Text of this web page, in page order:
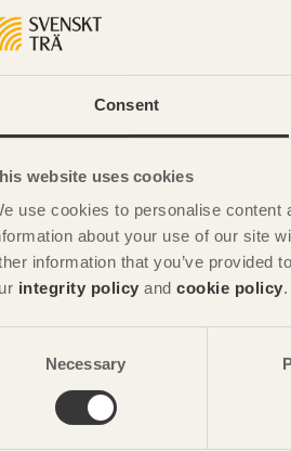
Consent
website uses cookies
use cookies to personalise
about your use of our site
information that you’ve provided
integrity policy and cookie policy.
Necessary
spännvid
AB, Göteborg
AB
(generalentreprenad), Skanska